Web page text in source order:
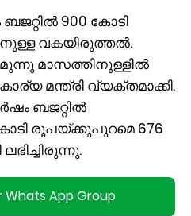
900 കോടി
വകയിരുത്തൽ.
മാസത്തിനുള്ളിൽ
മന്ത്രി വ്യക്തമാക്കി.
ബജറ്റിൽ
രൂപയ്‌ക്കുപുറമെ 676
Whats App Group